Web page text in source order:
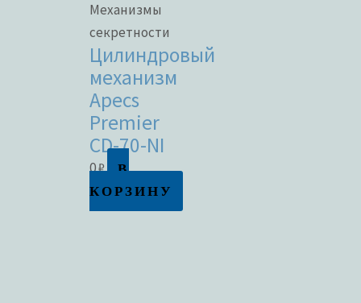
Механизмы
секретности
Цилиндровый
механизм
Apecs
Premier
CD-70-NI
0₽
В
КОРЗИНУ